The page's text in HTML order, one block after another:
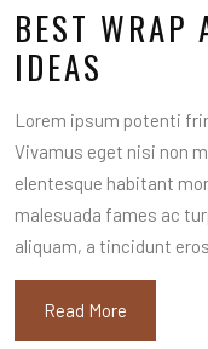
BEST WRAP
IDEAS
Lorem ipsum potenti
Vivamus eget nisi non
elentesque habitant
malesuada fames ac
aliquam, a tincidunt
Read More